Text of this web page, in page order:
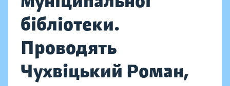
бібліотеки.
Проводять
Чухвіцький Роман,